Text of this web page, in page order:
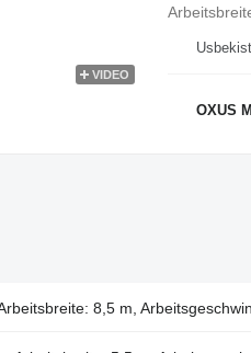
VIDEO
OXUS
8,5 m,